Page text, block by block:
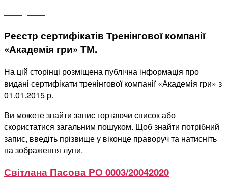
Реєстр сертифікатів Тренінгової компанії
«Академія гри» ТМ.
На цій сторінці розміщена публічна інформація про
видані сертифікати тренінгової компанії «Академія гри» з
01.01.2015 р.
Ви можете знайти запис гортаючи список або
скористатися загальним пошуком. Щоб знайти потрібний
запис, введіть прізвище у віконце праворуч та натисніть
на зображення лупи.
Світлана Пасова РО 0003/20042020